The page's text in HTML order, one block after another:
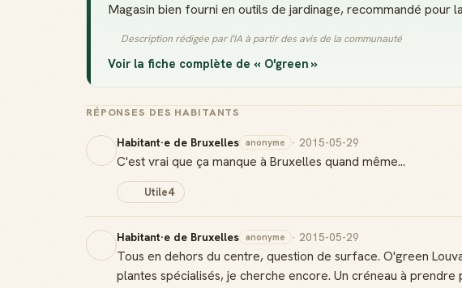
Magasin bien fourni en outils de jardinage, recommandé pour
Description rédigée par l'IA à partir des avis de la communauté
Voir la fiche complète de « O'green »
RÉPONSES DES HABITANTS
Habitant·e de Bruxelles anonyme · 2015-05-29
C'est vrai que ça manque à Bruxelles quand même...
Utile4
Habitant·e de Bruxelles anonyme · 2015-05-29
Tous en dehors du centre, question de surface. O'green
plantes spécialisés, je cherche encore. Un créneau à prendre